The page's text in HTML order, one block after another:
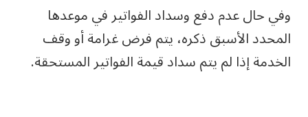
وفي حال عدم دفع وسداد الفواتير في موعدها
المحدد الأسبق ذكره، يتم فرض غرامة أو وقف
الخدمة إذا لم يتم سداد قيمة الفواتير المستحقة.